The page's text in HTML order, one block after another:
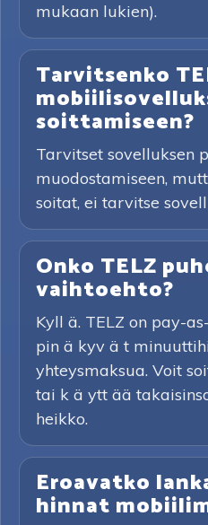
mukaan lukien).
Tarvitsenko
soittamiseen?
Tarvitset sovelluksen
muodostamiseen,
soitat, ei tarvitse
Onko TELZ
vaihtoehto?
Kyll ä. TELZ on pay-
pin ä kyv ä t
yhteysmaksua. Voit
tai k ä ytt ää
heikko.
Eroavatko
hinnat